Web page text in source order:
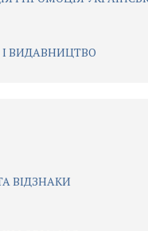
І ВИДАВНИЦТВО
ВІДЗНАКИ